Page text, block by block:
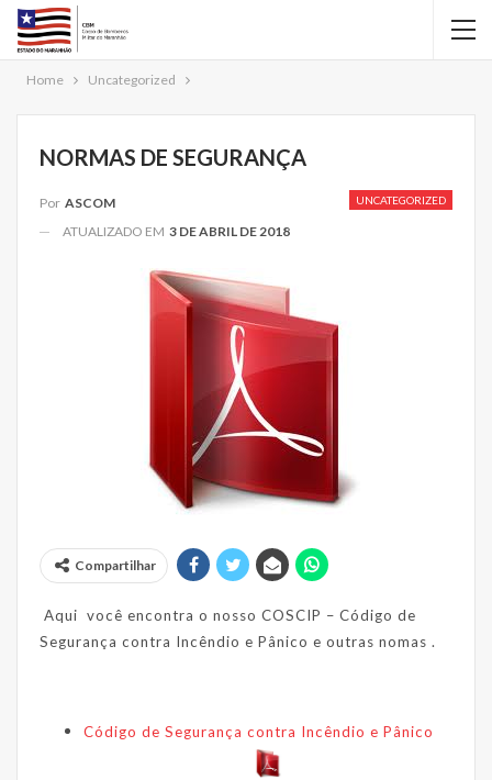
Home Uncategorized
NORMAS DE SEGURANÇA
UNCATEGORIZED
Por ASCOM
ATUALIZADO EM 3 DE ABRIL DE 2018
Compartilhar
Aqui você encontra o nosso COSCIP – Código de
Segurança contra Incêndio e Pânico e outras nomas .
Código de Segurança contra Incêndio e Pânico